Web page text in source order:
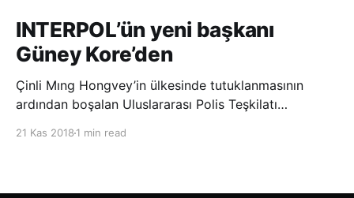
INTERPOL’ün yeni başkanı
Güney Kore’den
Çinli Mıng Hongvey’in ülkesinde tutuklanmasının
ardından boşalan Uluslararası Polis Teşkilatı
21 Kas 2018 1 min read